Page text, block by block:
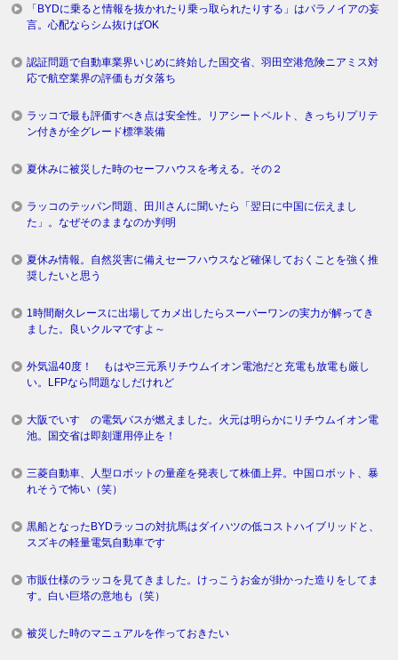
「BYDに乗ると情報を抜かれたり乗っ取られたりする」はパラノイアの妄
言。心配ならシム抜けばOK
認証問題で自動車業界いじめに終始した国交省、羽田空港危険ニアミス対
応で航空業界の評価もガタ落ち
ラッコで最も評価すべき点は安全性。リアシートベルト、きっちりプリテ
ン付きが全グレード標準装備
夏休みに被災した時のセーフハウスを考える。その２
ラッコのテッパン問題、田川さんに聞いたら「翌日に中国に伝えまし
た」。なぜそのままなのか判明
夏休み情報。自然災害に備えセーフハウスなど確保しておくことを強く推
奨したいと思う
1時間耐久レースに出場してカメ出したらスーパーワンの実力が解ってき
ました。良いクルマですよ～
外気温40度！ もはや三元系リチウムイオン電池だと充電も放電も厳し
い。LFPなら問題なしだけれど
大阪でいすゞの電気バスが燃えました。火元は明らかにリチウムイオン電
池。国交省は即刻運用停止を！
三菱自動車、人型ロボットの量産を発表して株価上昇。中国ロボット、暴
れそうで怖い（笑）
黒船となったBYDラッコの対抗馬はダイハツの低コストハイブリッドと、
スズキの軽量電気自動車です
市販仕様のラッコを見てきました。けっこうお金が掛かった造りをしてま
す。白い巨塔の意地も（笑）
被災した時のマニュアルを作っておきたい